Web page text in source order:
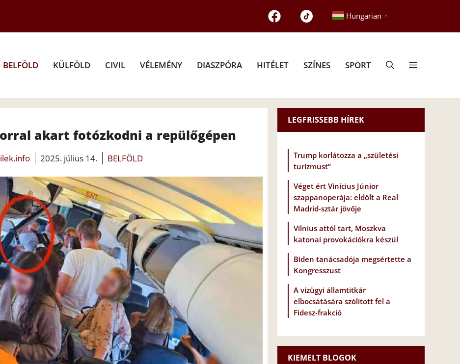
Hungarian ▼
BELFÖLD KÜLFÖLD CIVIL VÉLEMÉNY DIASZPÓRA HITÉLET SZÍNES SPORT
akart fotózkodni a repülőgépen
2025. július 14. BELFÖLD
LEGFRISSEBB HÍREK
Trump korlátozza a „születési
turizmust”
Véget ért Vinícius Júnior
szappanoperája: eldőlt a Real
Madrid-sztár jövője
Vilnius attól tart, Moszkva
katonai provokációkra készül
Biden tanácsadója megsértette a
Kongresszust
A vízügyi államtitkár
elbocsátására szólított fel a
Fidesz-frakció
KIEMELT BLOGOK